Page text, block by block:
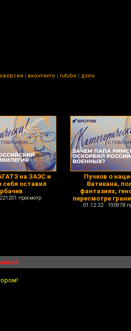
| вконтакте | rutube | дзен
на ЗАЭС и
себя оставил
просмотр
Пучков о
Ватикана,
фантазиях,
пересмотре
01.12.22 190978